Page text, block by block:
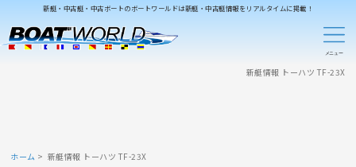
新艇・中古艇・中古ボートのボートワールドは新艇・中古艇情報をリアルタイムに掲載！
新艇情報 トーハツ TF-23X
ホーム 新艇情報 トーハツ TF-23X